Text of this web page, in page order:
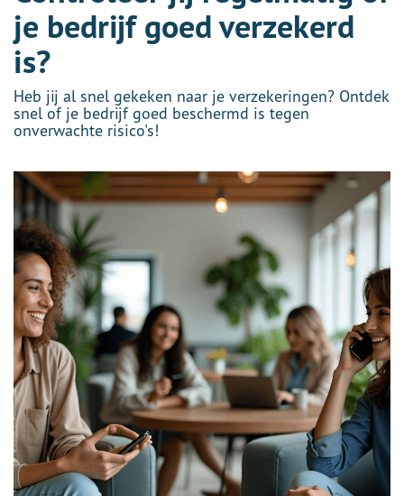
je bedrijf goed verzekerd
is?
Heb jij al snel gekeken naar je verzekeringen? Ontdek
snel of je bedrijf goed beschermd is tegen
onverwachte risico's!